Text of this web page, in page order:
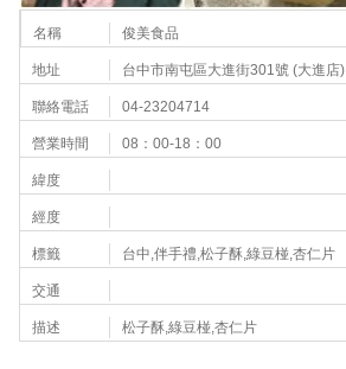
名稱 俊美食品
地址 台中市南屯區大進街301號 (大進店)
聯絡電話 04-23204714
營業時間 08：00-18：00
緯度
經度
標籤 台中,伴手禮,松子酥,綠豆椪,杏仁片
交通
描述 松子酥,綠豆椪,杏仁片